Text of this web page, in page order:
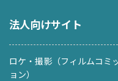
法人向けサイト
ロケ・撮影（フィルムコミ
ョン）